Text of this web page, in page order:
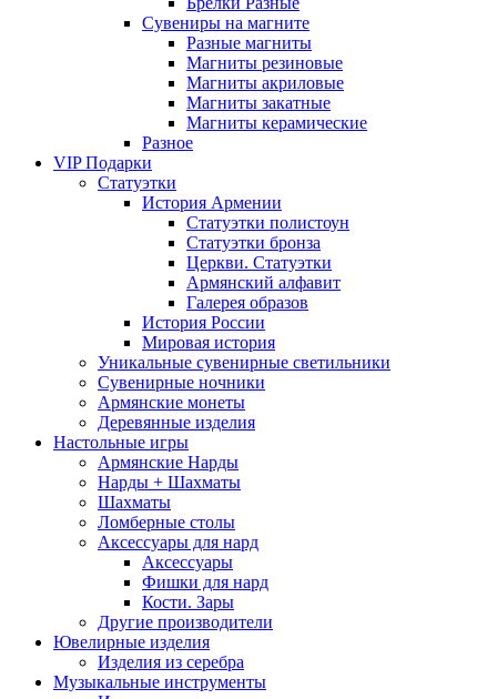
Сувениры на магните
Разные магниты
Магниты резиновые
Магниты акриловые
Магниты закатные
Магниты керамические
Разное
VIP Подарки
Статуэтки
История Армении
Статуэтки полистоун
Статуэтки бронза
Церкви. Статуэтки
Армянский алфавит
Галерея образов
История России
Мировая история
Уникальные сувенирные светильники
Сувенирные ночники
Армянские монеты
Деревянные изделия
Настольные игры
Армянские Нарды
Нарды + Шахматы
Шахматы
Ломберные столы
Аксессуары для нард
Аксессуары
Фишки для нард
Кости. Зары
Другие производители
Ювелирные изделия
Изделия из серебра
Музыкальные инструменты